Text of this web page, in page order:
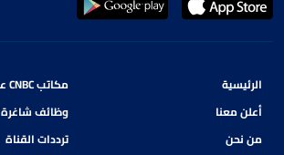
الرئيسية
أعلن معنا
من نحن
مكاتب CNBC عربية
وظائف شاغرة
ترددات القناة